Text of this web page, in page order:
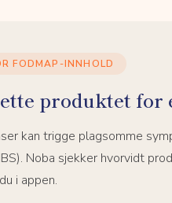
FODMAP-INNHOLD
produktet for
kan trigge plagsomme
Noba sjekker hvorvidt
i appen.